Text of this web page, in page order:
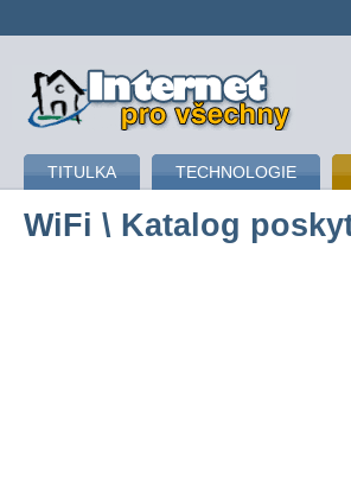
připojení k internetu
TITULKA TECHNOLOGIE
WiFi \ Katalog